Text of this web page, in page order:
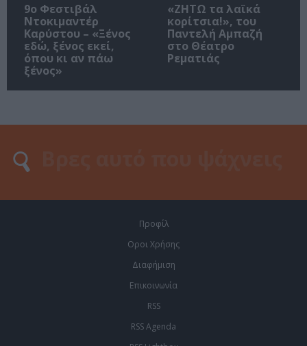
9ο Φεστιβάλ
Ντοκιμαντέρ
Καρύστου – «Ξένος
εδώ, ξένος εκεί,
όπου κι αν πάω
ξένος»
«ΖΗΤΩ τα λαϊκά
κορίτσια!», του
Παντελή Αμπαζή
στο Θέατρο
Ρεματιάς
Προφίλ
Οροι Χρήσης
Διαφήμιση
Επικοινωνία
RSS
RSS Agenda